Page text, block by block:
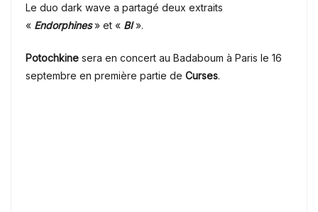
Le duo dark wave a partagé deux extraits
« Endorphines» et « BI».
Potochkine sera en concert au Badaboum à Paris le 16
septembre en première partie de Curses.